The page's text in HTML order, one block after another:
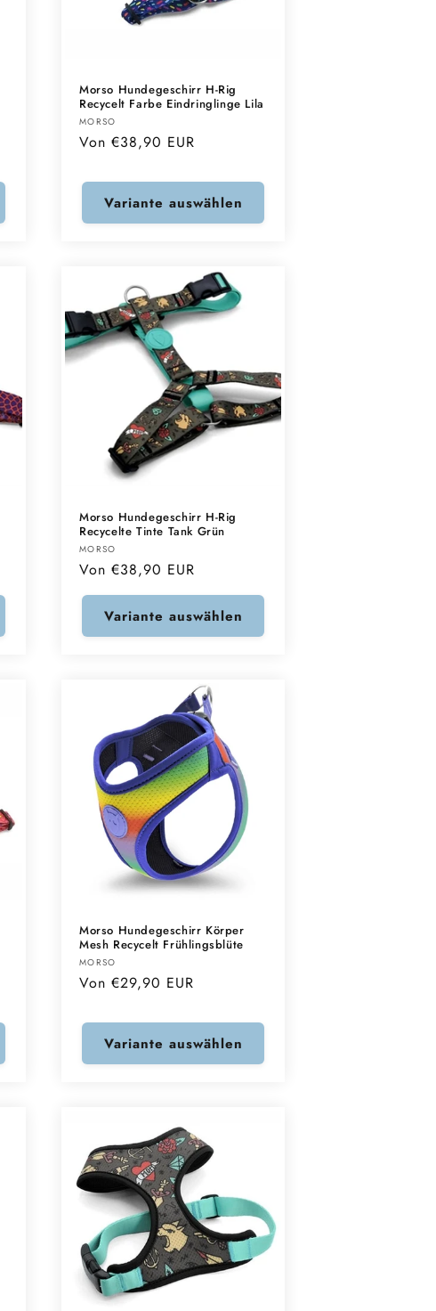
Morso Hundegeschirr H-Rig
Recycelt Farbe Eindringlinge Lila
Anbieter:
MORSO
Normaler
Von €38,90 EUR
Variante auswählen
Morso Hundegeschirr H-Rig
Recycelte Tinte Tank Grün
Anbieter:
MORSO
Normaler
Von €38,90 EUR
Variante auswählen
Morso Hundegeschirr Körper
Mesh Recycelt Frühlingsblüte
Anbieter:
MORSO
Normaler
Von €29,90 EUR
Variante auswählen